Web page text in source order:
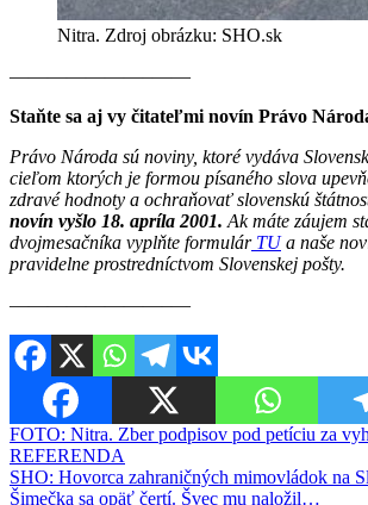
Nitra. Zdroj obrázku: SHO.sk
———————–——
Staňte sa aj vy čitateľmi novín Právo
Právo Národa sú noviny, ktoré vydáva
cieľom ktorých je formou písaného slova
zdravé hodnoty a ochraňovať slovenskú
novín vyšlo 18. apríla 2001. Ak máte záujem
dvojmesačníka vyplňte formulárTUa naše
pravidelne prostredníctvom Slovenskej pošty.
————————–—
Navigácia
v
FOTO: Nitra. Zber podpisov pod petíciu za
REFERENDA
SHO: Hovorca zahraničných mimovládok na
Šimečka sa opäť čertí. Švec mu naložil…